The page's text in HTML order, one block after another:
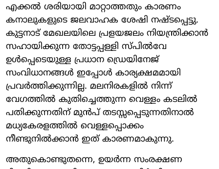
എക്കൽ ശരിയായി മാറ്റാത്തതും കാരണം
കനാലുകളുടെ ജലവാഹക ശേഷി നഷ്ടപ്പെട്ടു.
കുട്ടനാട് മേഖലയിലെ പ്രളയജലം നിയന്ത്രിക്കാൻ
സഹായിക്കുന്ന തോട്ടപ്പള്ളി സ്പിൽവേ
ഉൾപ്പെടെയുള്ള പ്രധാന ഡ്രെയിനേജ്
സംവിധാനങ്ങൾ ഇപ്പോൾ കാര്യക്ഷമമായി
പ്രവർത്തിക്കുന്നില്ല. മലനിരകളിൽ നിന്ന്
വേഗത്തിൽ കുതിച്ചെത്തുന്ന വെള്ളം കടലിൽ
പതിക്കുന്നതിന് മുൻപ് തടസ്സപ്പെടുന്നതിനാൽ
മധ്യകേരളത്തിൽ വെള്ളപ്പൊക്കം
നീണ്ടുനിൽക്കാൻ ഇത് കാരണമാകുന്നു.
അതുകൊണ്ടുതന്നെ, ഉയർന്ന സംരക്ഷണ